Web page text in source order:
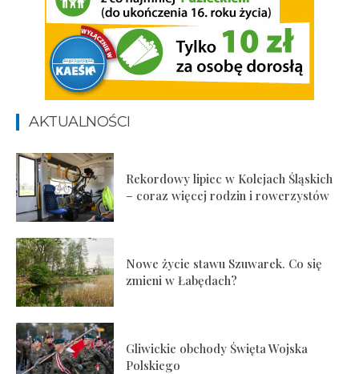
AKTUALNOŚCI
Rekordowy lipiec w Kolejach Śląskich
– coraz więcej rodzin i rowerzystów
Nowe życie stawu Szuwarek. Co się
zmieni w Łabędach?
Gliwickie obchody Święta Wojska
Polskiego